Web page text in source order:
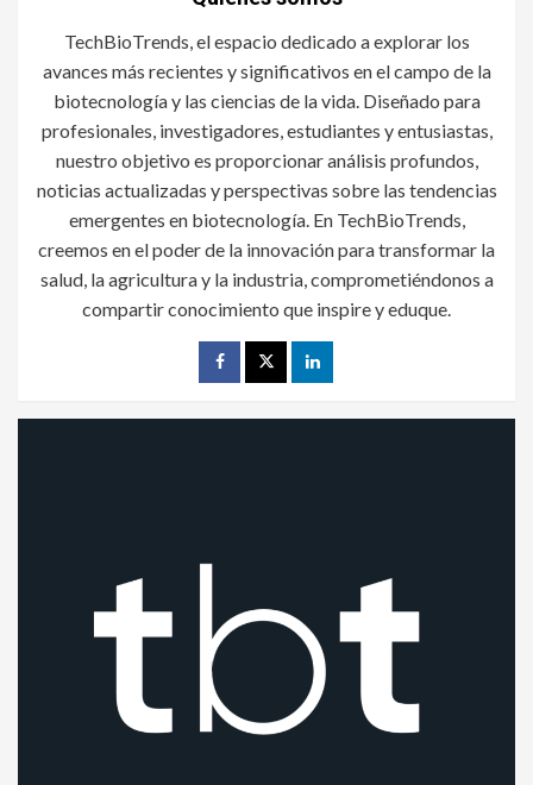
TechBioTrends, el espacio dedicado a explorar los
avances más recientes y significativos en el campo de la
biotecnología y las ciencias de la vida. Diseñado para
profesionales, investigadores, estudiantes y entusiastas,
nuestro objetivo es proporcionar análisis profundos,
noticias actualizadas y perspectivas sobre las tendencias
emergentes en biotecnología. En TechBioTrends,
creemos en el poder de la innovación para transformar la
salud, la agricultura y la industria, comprometiéndonos a
compartir conocimiento que inspire y eduque.